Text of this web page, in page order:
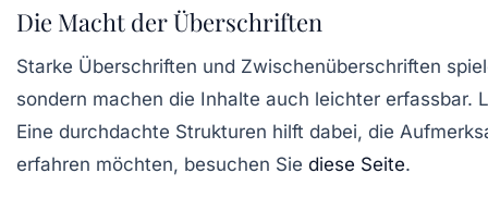
Die Macht der Überschriften
Starke Überschriften und Zwischenüberschriften
sondern machen die Inhalte auch leichter
Eine durchdachte Strukturen hilft dabei, die
erfahren möchten, besuchen Sie diese Seite.